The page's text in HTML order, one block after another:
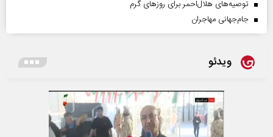
توصیه‌های هلال‌احمر برای روز‌های گرم
جام‌جهانی مهاجران
ویدئو